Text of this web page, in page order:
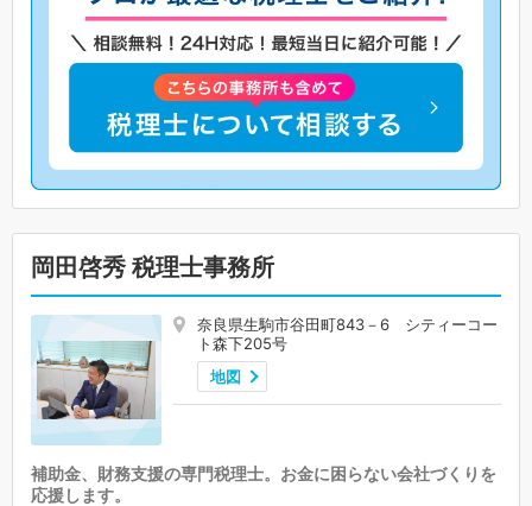
岡田啓秀 税理士事務所
奈良県生駒市谷田町843－6 シティーコー
ト森下205号
地図
補助金、財務支援の専門税理士。お金に困らない会社づくりを
応援します。